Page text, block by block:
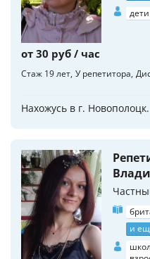
от 30 руб / час
Стаж 19 лет У репетитора
Нахожусь в г. Новополоцк.
и